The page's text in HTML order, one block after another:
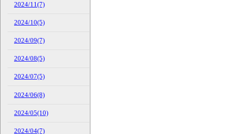
2024/11(7)
2024/10(5)
2024/09(7)
2024/08(5)
2024/07(5)
2024/06(8)
2024/05(10)
2024/04(7)